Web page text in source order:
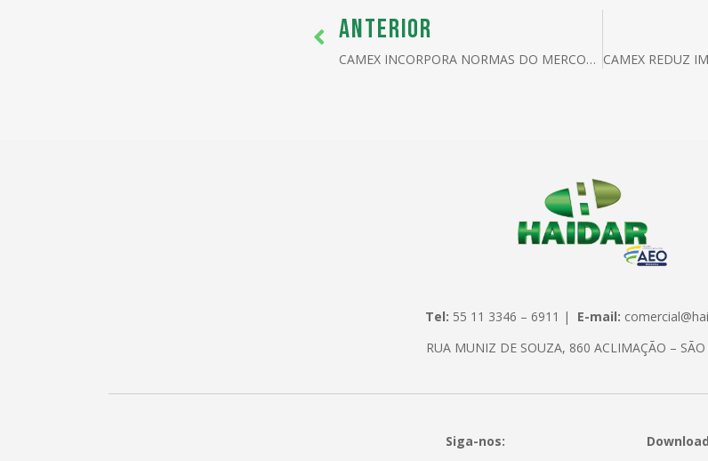
ANTERIOR
CAMEX INCORPORA NORMAS DO MERCOSUL E ALTERA LISTA DE EXCEÇÃO À TEC
Tel: 55 11 3346 – 6911 | E-mail:
RUA MUNIZ DE SOUZA, 860 ACLIMAÇÃO –
Siga-nos: